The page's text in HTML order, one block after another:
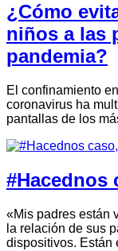
¿Cómo
niños a las
pandemia?
El confinamiento
coronavirus ha
pantallas de los
#Hacednos
«Mis padres están
la relación de sus
dispositivos.